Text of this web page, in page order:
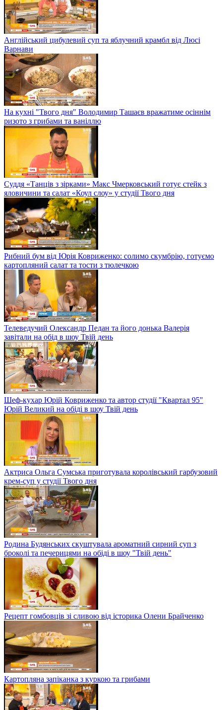
Англійський цибулевий суп та яблучний крамбл від Люсі
Варнави
На кухні "Твого дня" Володимир Ташаєв вражатиме осіннім
ризото з грибами та ваніллю
Суддя «Танців з зірками» Макс Чмерковський готує стейк з
яловичини та салат «Коул слоу» у студії Твого дня
Рибний бум від Юрія Ковриженко: солимо скумбрію, готуємо
картопляний салат та тости з тюлечкою
Телеведучий Олександр Педан та його донька Валерія
завітали на обід в шоу Твій день
Шеф-кухар Юрій Ковриженко та автор студії "Квартал 95"
Юрій Великий на обіді в шоу Твій день
Актриса Ольга Сумська приготувала королівський гарбузовий
крем-суп у студії Твого дня
Родина Будянських скуштувала ароматний сирний суп з
броколі та печерицями на обіді в шоу "Твій день"
Рецепт гомбовців зі сливою від історика Олени Брайченко
Картопляна запіканка з куркою та грибами